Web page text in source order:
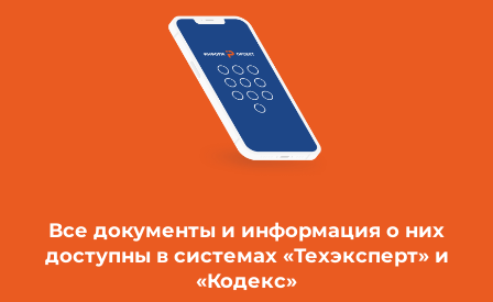
Все документы и информация о них
доступны в системах «Техэксперт» и
«Кодекс»